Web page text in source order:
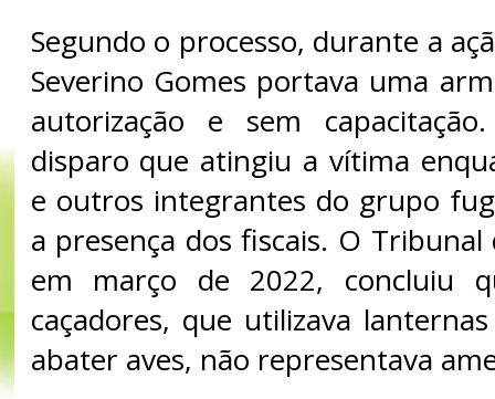
Segundo o processo, durante a
Severino Gomes portava uma
autorização e sem
disparo que atingiu a vítima
e outros integrantes do grupo
a presença dos fiscais. O Tribunal
em março de 2022, concluiu
caçadores, que utilizava
abater aves, não representava